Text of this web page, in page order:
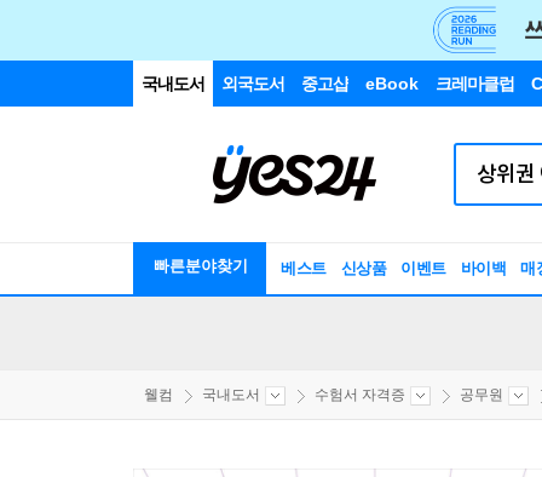
국내도서 외국도서 중고샵 eBook 크레마클럽
빠른분야찾기 베스트 신상품 이벤트 바이백 매
웰컴 국내도서 수험서 자격증 공무원